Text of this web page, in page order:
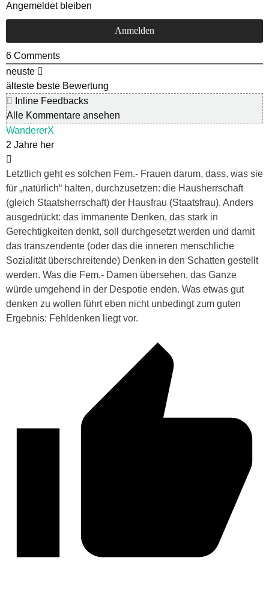
Angemeldet bleiben
6 Comments
neuste
älteste beste Bewertung
Inline Feedbacks
Alle Kommentare ansehen
WandererX
2 Jahre her
Letztlich geht es solchen Fem.- Frauen darum, dass, was sie
für „natürlich“ halten, durchzusetzen: die Hausherrschaft
(gleich Staatsherrschaft) der Hausfrau (Staatsfrau). Anders
ausgedrückt: das immanente Denken, das stark in
Gerechtigkeiten denkt, soll durchgesetzt werden und damit
das transzendente (oder das die inneren menschliche
Sozialität überschreitende) Denken in den Schatten gestellt
werden. Was die Fem.- Damen übersehen. das Ganze
würde umgehend in der Despotie enden. Was etwas gut
denken zu wollen führt eben nicht unbedingt zum guten
Ergebnis: Fehldenken liegt vor.